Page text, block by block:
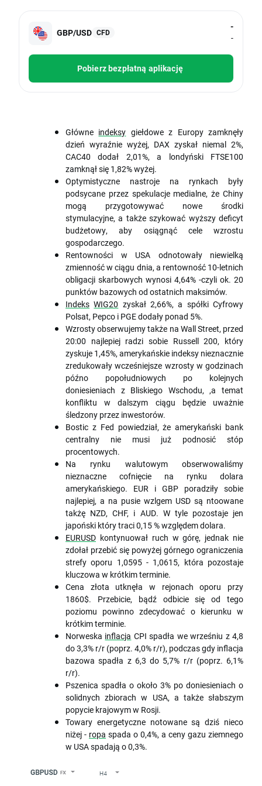
GBP/USD CFD
-
-
Pobierz bezpłatną aplikację
Główne indeksy giełdowe z Europy zamknęły
dzień wyraźnie wyżej, DAX zyskał niemal 2%,
CAC40 dodał 2,01%, a londyński FTSE100
zamknął się 1,82% wyżej.
Optymistyczne nastroje na rynkach były
podsycane przez spekulacje medialne, że Chiny
mogą przygotowywać nowe środki
stymulacyjne, a także szykować wyższy deficyt
budżetowy, aby osiągnąć cele wzrostu
gospodarczego.
Rentowności w USA odnotowały niewielką
zmienność w ciągu dnia, a rentowność 10-letnich
obligacji skarbowych wynosi 4,64% -czyli ok. 20
punktów bazowych od ostatnich maksimów.
Indeks WIG20 zyskał 2,66%, a spółki Cyfrowy
Polsat, Pepco i PGE dodały ponad 5%.
Wzrosty obserwujemy także na Wall Street, przed
20:00 najlepiej radzi sobie Russell 200, który
zyskuje 1,45%, amerykańskie indeksy nieznacznie
zredukowały wcześniejsze wzrosty w godzinach
późno popołudniowych po kolejnych
doniesieniach z Bliskiego Wschodu, ,a temat
konfliktu w dalszym ciągu będzie uważnie
śledzony przez inwestorów.
Bostic z Fed powiedział, że amerykański bank
centralny nie musi już podnosić stóp
procentowych.
Na rynku walutowym obserwowaliśmy
nieznaczne cofnięcie na rynku dolara
amerykańskiego. EUR i GBP poradziły sobie
najlepiej, a na pusie wzlgem USD są ntoowane
takżę NZD, CHF, i AUD. W tyle pozostaje jen
japoński który traci 0,15 % względem dolara.
EURUSD kontynuował ruch w górę, jednak nie
zdołał przebić się powyżej górnego ograniczenia
strefy oporu 1,0595 - 1,0615, która pozostaje
kluczowa w krótkim terminie.
Cena złota utknęła w rejonach oporu przy
1860$. Przebicie, bądź odbicie się od tego
poziomu powinno zdecydować o kierunku w
krótkim terminie.
Norweska inflacja CPI spadła we wrześniu z 4,8
do 3,3% r/r (poprz. 4,0% r/r), podczas gdy inflacja
bazowa spadła z 6,3 do 5,7% r/r (poprz. 6,1%
r/r).
Pszenica spadła o około 3% po doniesieniach o
solidnych zbiorach w USA, a także słabszym
popycie krajowym w Rosji.
Towary energetyczne notowane są dziś nieco
niżej - ropa spada o 0,4%, a ceny gazu ziemnego
w USA spadają o 0,3%.